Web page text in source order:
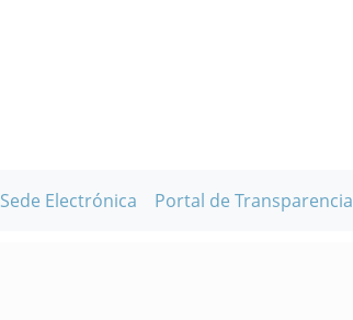
Sede Electrónica Portal de Transparencia